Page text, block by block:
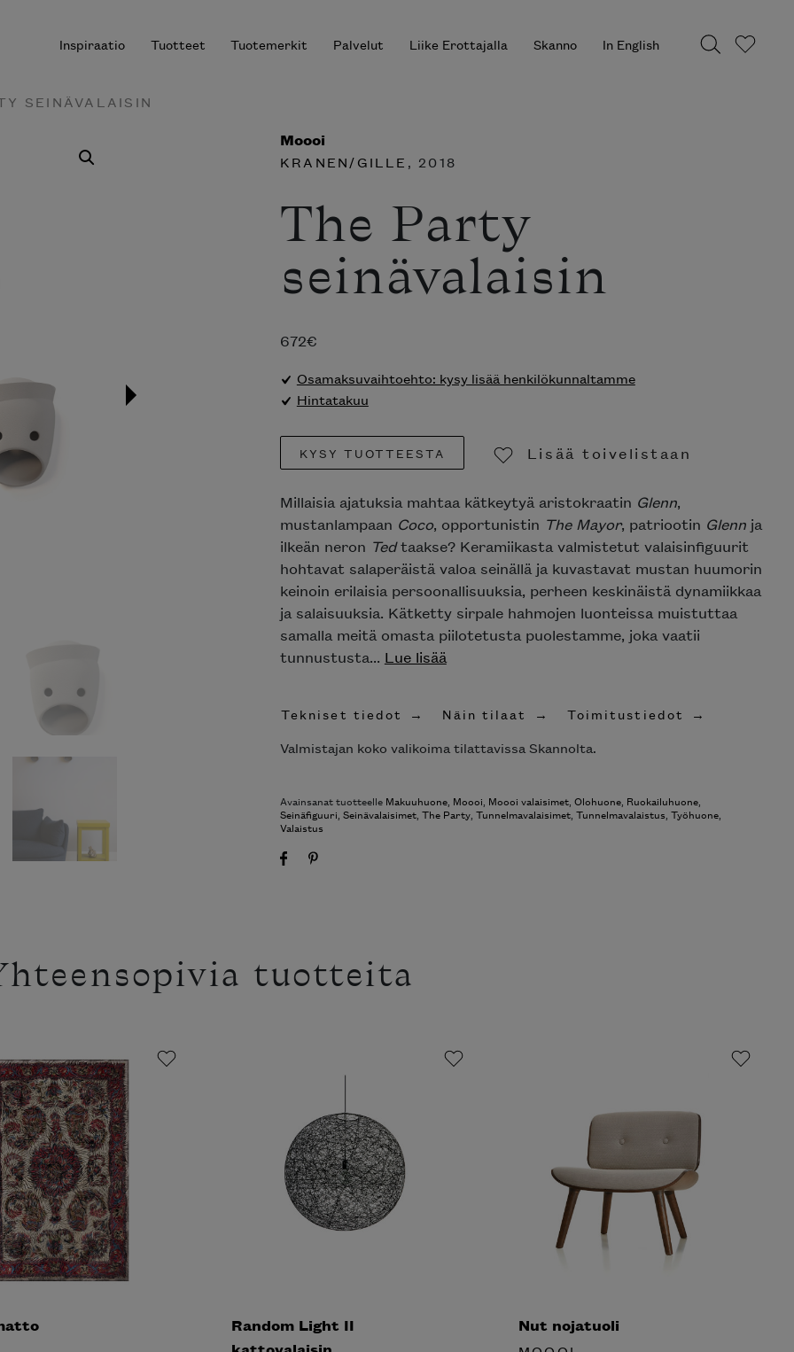
Inspiraatio Tuotteet Tuotemerkit Palvelut Liike Erottajalla Skanno In English
SEINÄVALAISIN
Moooi
KRANEN/GILLE , 2018
The Party
seinävalaisin
672€
Osamaksuvaihtoehto: kysy lisää henkilökunnaltamme
Hintatakuu
KYSY TUOTTEESTA
Lisää toivelistaan
Millaisia ajatuksia mahtaa kätkeytyä aristokraatin Glenn,
mustanlampaan Coco, opportunistin The Mayor, patriootin Glennja
ilkeän neron Tedtaakse? Keramiikasta valmistetut valaisinfiguurit
hohtavat salaperäistä valoa seinällä ja kuvastavat mustan huumorin
keinoin erilaisia persoonallisuuksia, perheen keskinäistä dynamiikkaa
ja salaisuuksia. Kätketty sirpale hahmojen luonteissa muistuttaa
samalla meitä omasta piilotetusta puolestamme, joka vaatii
tunnustusta... Lue lisää
Tekniset tiedot Näin tilaat
Toimitustiedot
Valmistajan koko valikoima tilattavissa Skannolta.
Avainsanat tuotteelle Makuuhuone, Moooi, Moooi valaisimet, Olohuone, Ruokailuhuone,
Seinäfiguuri, Seinävalaisimet, The Party, Tunnelmavalaisimet, Tunnelmavalaistus, Työhuone,
Valaistus
tuotteita
Random Light II
Nut nojatuoli